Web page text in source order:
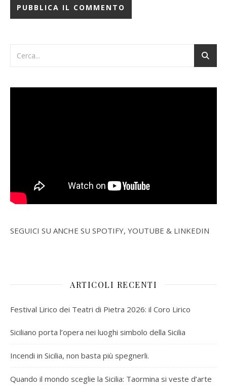
SEGUICI SU ANCHE SU SPOTIFY, YOUTUBE & LINKEDIN
ARTICOLI RECENTI
Festival Lirico dei Teatri di Pietra 2026: il Coro Lirico
Siciliano porta l’opera nei luoghi simbolo della Sicilia
Incendi in Sicilia, non basta più spegnerli.
Quando il mondo sceglie la Sicilia: Taormina si veste d’arte